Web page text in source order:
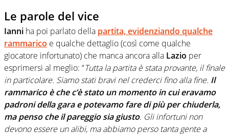
Le parole del vice
Ianni ha poi parlato della partita, evidenziando qualche
rammarico e qualche dettaglio (così come qualche
giocatore infortunato) che manca ancora alla Lazio per
esprimersi al meglio: “Tutta la partita è stata provante, il finale
in particolare. Siamo stati bravi nel crederci fino alla fine. Il
rammarico è che c’è stato un momento in cui eravamo
padroni della gara e potevamo fare di più per chiuderla,
ma penso che il pareggio sia giusto. Gli infortuni non
devono essere un alibi, ma abbiamo perso tanta gente a